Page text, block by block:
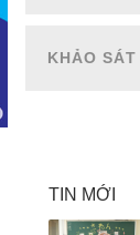
KHẢO
TIN MỚI